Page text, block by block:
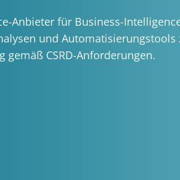
Anbieter für Business-
und
CSRD-Anforderungen.